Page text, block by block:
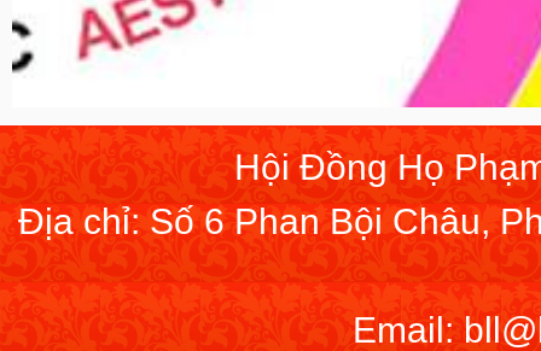
Hội Đồng Họ
Địa chỉ: Số 6 Phan Bội Châu,
Email: